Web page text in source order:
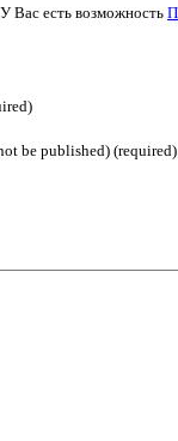
. У Вас есть возможность
be published) (required)